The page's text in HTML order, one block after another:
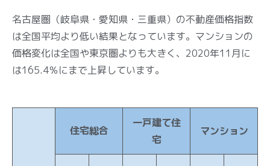
名古屋圏（岐阜県・愛知県・三重県）の不動産価格指数
は全国平均より低い結果となっています。マンションの
価格変化は全国や東京圏よりも大きく、2020年11月に
は165.4％にまで上昇しています。
住宅総合
一戸建て住
宅
マンション